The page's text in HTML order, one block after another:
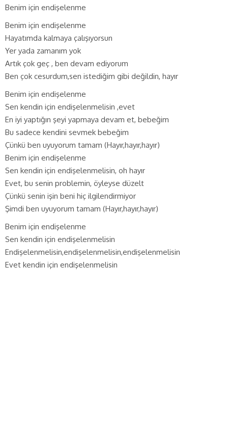
Benim için endişelenme
Benim için endişelenme
Hayatımda kalmaya çalışıyorsun
Yer yada zamanım yok
Artık çok geç , ben devam ediyorum
Ben çok cesurdum,sen istediğim gibi değildin, hayır
Benim için endişelenme
Sen kendin için endişelenmelisin ,evet
En iyi yaptığın şeyi yapmaya devam et, bebeğim
Bu sadece kendini sevmek bebeğim
Çünkü ben uyuyorum tamam (Hayır,hayır,hayır)
Benim için endişelenme
Sen kendin için endişelenmelisin, oh hayır
Evet, bu senin problemin, öyleyse düzelt
Çünkü senin işin beni hiç ilgilendirmiyor
Şimdi ben uyuyorum tamam (Hayır,hayır,hayır)
Benim için endişelenme
Sen kendin için endişelenmelisin
Endişelenmelisin,endişelenmelisin,endişelenmelisin
Evet kendin için endişelenmelisin